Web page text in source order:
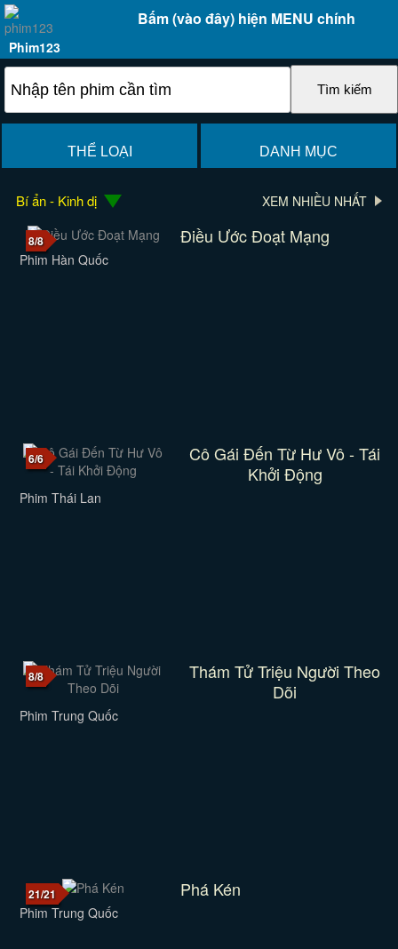
Bấm (vào đây) hiện MENU chính
Phim123
THỂ LOẠI DANH MỤC
Bí ẩn - Kinh dị XEM NHIỀU NHẤT
8/8 Điều Ước Đoạt Mạng
Phim Hàn Quốc
6/6
Cô Gái Đến Từ Hư Vô - Tái
Khởi Động
Phim Thái Lan
8/8
Thám Tử Triệu Người Theo
Dõi
Phim Trung Quốc
21/21 Phá Kén
Phim Trung Quốc